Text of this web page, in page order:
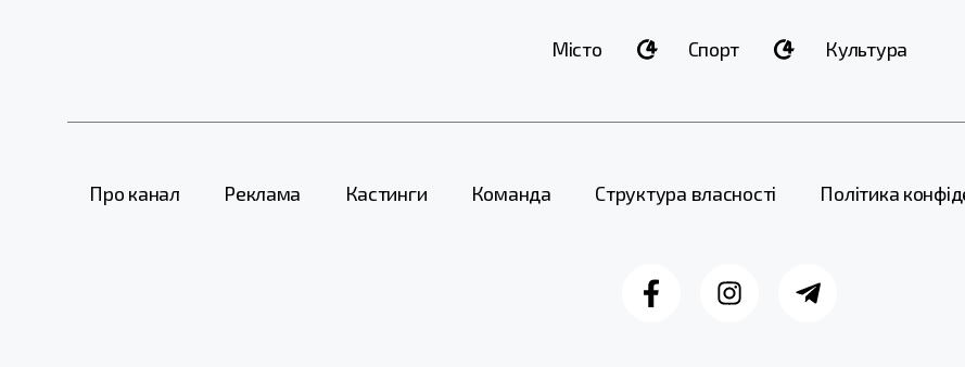
Місто Спорт Культура
Про канал Реклама Кастинги Команда Структура власності Політика